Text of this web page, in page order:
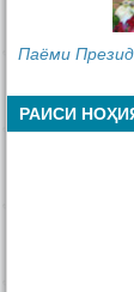
Паёми
РАИСИ